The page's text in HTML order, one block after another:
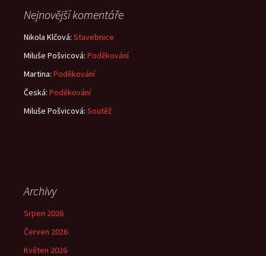
Nejnovější komentáře
Nikola Klčová: Stavebnice
Miluše Pošvicová: Poděkování
Martina: Poděkování
Česká: Poděkování
Miluše Pošvicová: Soutěž
Archivy
Srpen 2026
Červen 2026
Květen 2026